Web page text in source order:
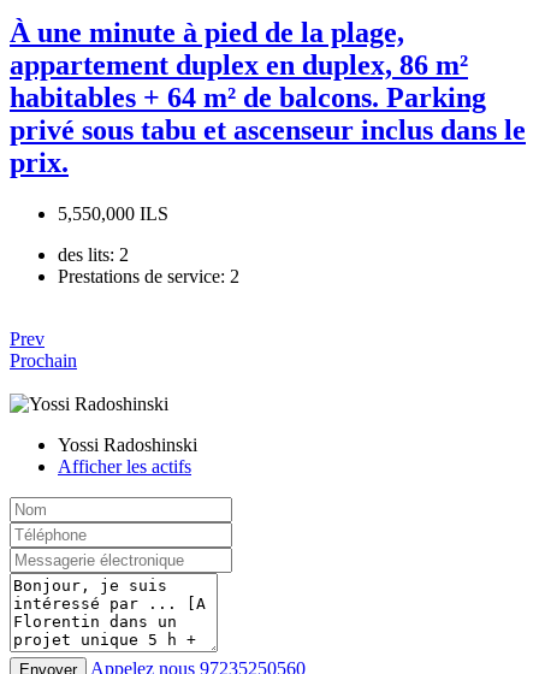
À une minute à pied de la plage,
appartement duplex en duplex, 86 m²
habitables + 64 m² de balcons. Parking
privé sous tabu et ascenseur inclus dans le
prix.
5,550,000 ILS
des lits: 2
Prestations de service: 2
Prev
Prochain
Yossi Radoshinski
Afficher les actifs
Envoyer Appelez nous 97235250560